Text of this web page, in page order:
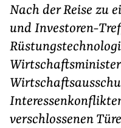
Unsere Schwerpunkte
Lobbykontrolle und Regeln
Lobbyismus und Klima
Macht der Digitalkonzerne
Spenden & Fördern
Fördermitglied werden
Jetzt Spenden
Nach der Reise zu
und Investoren-
verschlossenen